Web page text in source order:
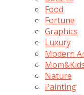
Food
Fortune
Graphics
Luxury
Modern
Nature
Painting